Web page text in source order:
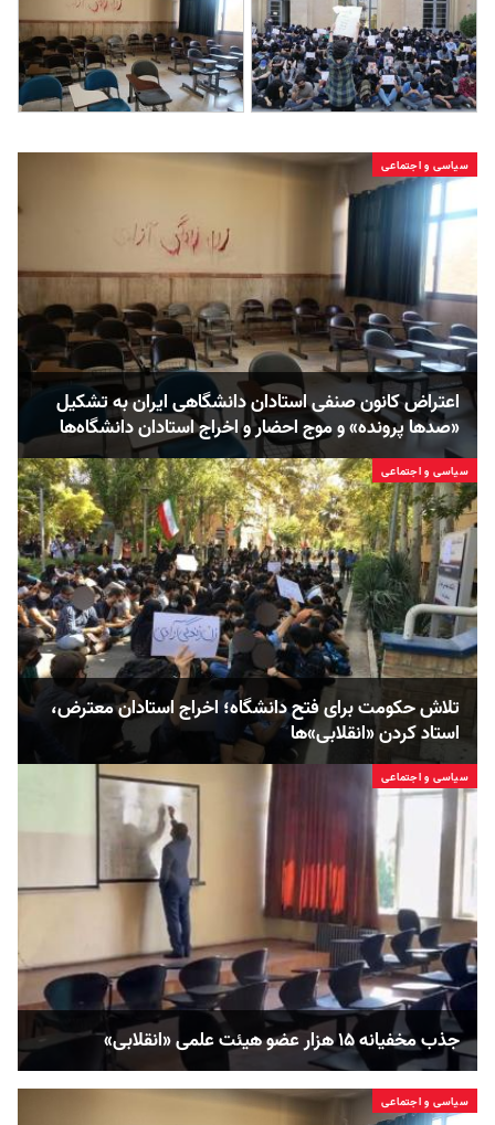
سیاسی و اجتماعی
اعتراض کانون صنفی استادان دانشگاهی ایران به تشکیل
«صدها پرونده» و موج احضار و اخراج استادان دانشگاه‌ها
سیاسی و اجتماعی
تلاش حکومت برای فتح دانشگاه؛ اخراج استادان معترض،
استاد کردن «انقلابی»ها
سیاسی و اجتماعی
جذب مخفیانه ۱۵ هزار عضو هیئت علمی «انقلابی»
سیاسی و اجتماعی